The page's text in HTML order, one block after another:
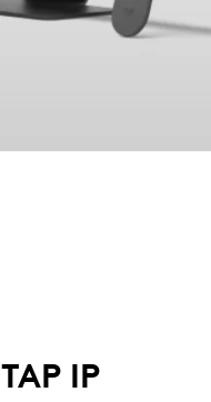
TAP IP